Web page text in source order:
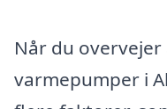
Når du
varmepumper i